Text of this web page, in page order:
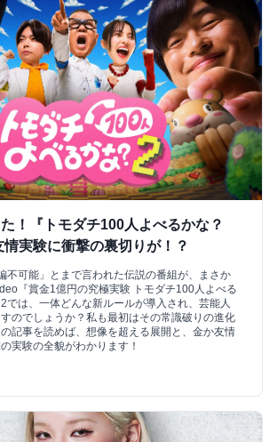
！『トモダチ100人よべるかな？
実験に衝撃の裏切りが！？
不可能」とまで言われた伝説の番組が、まさか
『賞金1億円の究極実験 トモダチ100人よべる
では、一体どんな新ルールが導入され、芸能人
のでしょうか？私も最初はその常識破りの進化
記事を読めば、想像を超える展開と、金か友情
実験の全貌がわかります！